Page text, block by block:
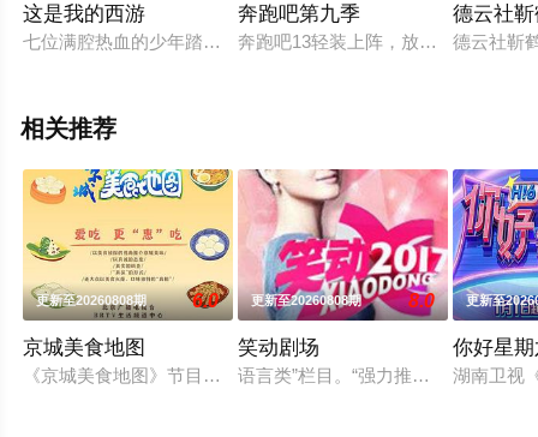
这是我的西游
七位满腔热血的少年踏出海岛，与四位常驻MC一同化身为修炼
奔跑吧第九季
奔跑吧13轻装上阵，放肆奔跑！
德云社
德云社靳
相关推荐
更新至20260808期 6.0
京城美食地图
《京城美食地图》节目组的美食侦探邀约行业专家和爱吃团网
更新至20260808期 8.0
笑动剧场
语言类”栏目。“强力推出”第一时段，
更新至
你好星
湖南卫视